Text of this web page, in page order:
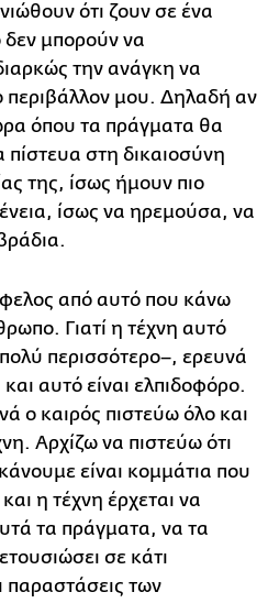
ότι ζουν σε ένα
δεν μπορούν να
την ανάγκη να
περιβάλλον μου. Δηλαδή αν
όπου τα πράγματα θα
πίστευα στη δικαιοσύνη
της, ίσως ήμουν πιο
ίσως να ηρεμούσα, να
από αυτό που κάνω
Γιατί η τέχνη αυτό
περισσότερο–, ερευνά
αυτό είναι ελπιδοφόρο.
ο καιρός πιστεύω όλο και
Αρχίζω να πιστεύω ότι
είναι κομμάτια που
η τέχνη έρχεται να
τα πράγματα, να τα
σε κάτι
παραστάσεις των